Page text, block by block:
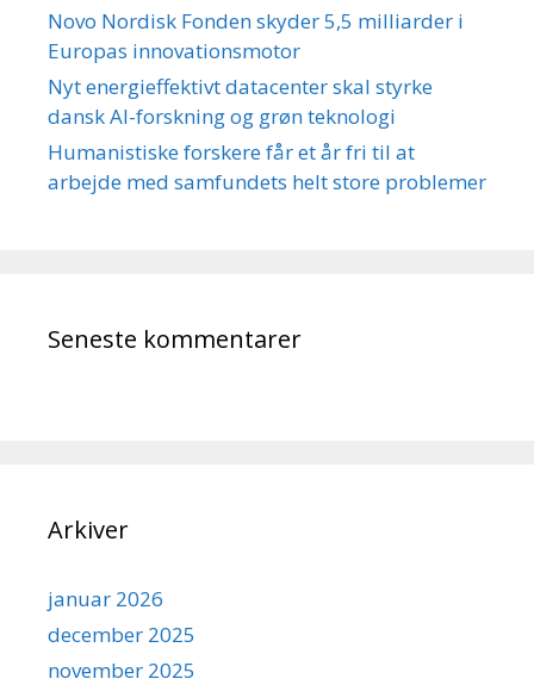
Novo Nordisk Fonden skyder 5,5 milliarder i
Europas innovationsmotor
Nyt energieffektivt datacenter skal styrke
dansk AI-forskning og grøn teknologi
Humanistiske forskere får et år fri til at
arbejde med samfundets helt store problemer
Seneste kommentarer
Arkiver
januar 2026
december 2025
november 2025